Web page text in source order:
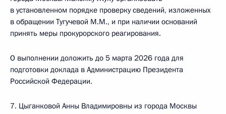
в установленном порядке проверку сведений, изложенных
в обращении Тугучевой М.М., и при наличии оснований
принять меры прокурорского реагирования.
О выполнении доложить до 5 марта 2026 года для
подготовки доклада в Администрацию Президента
Российской Федерации.
7. Цыганковой Анны Владимировны из города Москвы